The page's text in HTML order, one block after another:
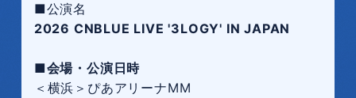
■公演名
2026 CNBLUE LIVE '3LOGY' IN JAPAN
■会場・公演日時
＜横浜＞ぴあアリーナMM